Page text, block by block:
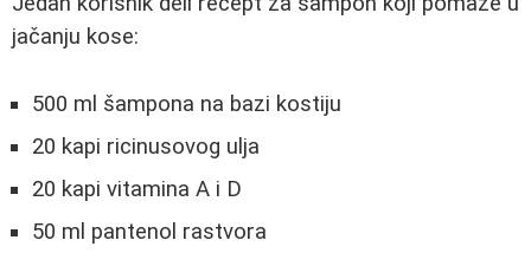
jačanju kose:
500 ml šampona na bazi kostiju
20 kapi ricinusovog ulja
20 kapi vitamina A i D
50 ml pantenol rastvora